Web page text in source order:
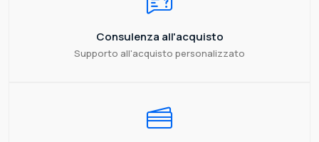
Consulenza all'acquisto
Supporto all'acquisto personalizzato